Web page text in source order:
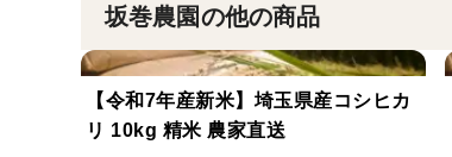
坂巻農園の他の商品
【令和7年産新米】埼玉県産コシヒカ
リ 10kg 精米 農家直送